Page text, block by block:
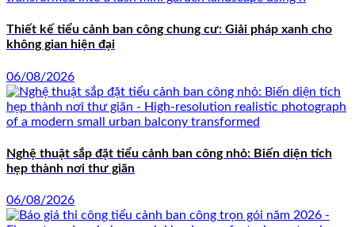
Thiết kế tiểu cảnh ban công chung cư: Giải pháp xanh cho
không gian hiện đại
06/08/2026
Nghệ thuật sắp đặt tiểu cảnh ban công nhỏ: Biến diện tích
hẹp thành nơi thư giãn
06/08/2026